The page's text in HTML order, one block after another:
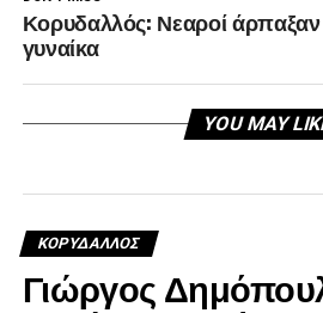
Κορυδαλλός: Νεαροί
γυναίκα
YOU MAY
ΚΟΡΥΔΑΛΛΟΣ
Γιώργος